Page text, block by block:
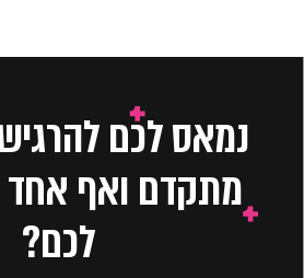
נמאס לכם
מתקדם ואף אחד
לכם?